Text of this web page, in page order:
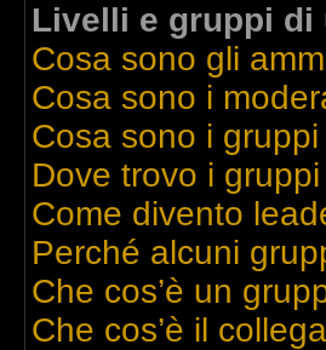
Livelli e gruppi di
Cosa sono gli
Cosa sono i
Cosa sono i
Dove trovo i
Come divento
Perché alcuni
Che cos’è un
Che cos’è il